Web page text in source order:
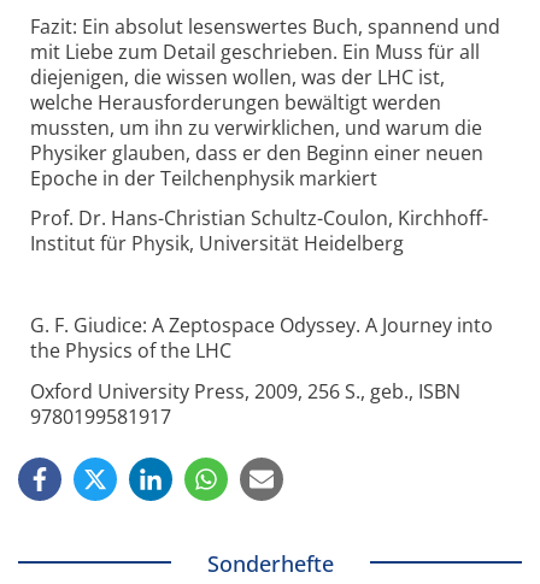
Fazit: Ein absolut lesenswertes Buch, spannend und
mit Liebe zum Detail geschrieben. Ein Muss für all
diejenigen, die wissen wollen, was der LHC ist,
welche Herausforderungen bewältigt werden
mussten, um ihn zu verwirklichen, und warum die
Physiker glauben, dass er den Beginn einer neuen
Epoche in der Teilchenphysik markiert
Prof. Dr. Hans-Christian Schultz-Coulon, Kirchhoff-
Institut für Physik, Universität Heidelberg
G. F. Giudice: A Zeptospace Odyssey. A Journey into
the Physics of the LHC
Oxford University Press, 2009, 256 S., geb., ISBN
9780199581917
Sonderhefte